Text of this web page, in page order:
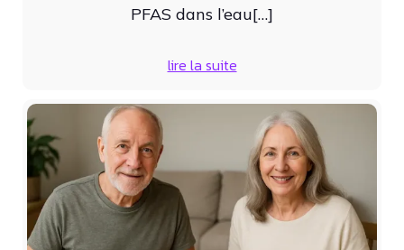
PFAS dans l’eau[…]
lire la suite